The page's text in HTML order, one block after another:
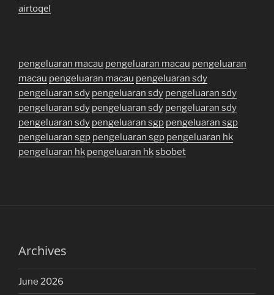
airtogel
pengeluaran macau pengeluaran macau pengeluaran
macau pengeluaran macau pengeluaran sdy
pengeluaran sdy pengeluaran sdy pengeluaran sdy
pengeluaran sdy pengeluaran sdy pengeluaran sdy
pengeluaran sdy pengeluaran sgp pengeluaran sgp
pengeluaran sgp pengeluaran sgp pengeluaran hk
pengeluaran hk pengeluaran hksbobet
Archives
June 2026